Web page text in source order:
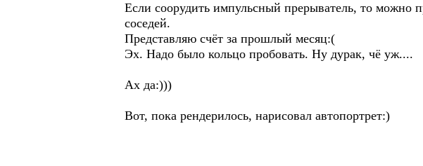
Если соорудить импульсный прерыватель, то можно
соседей.
Представляю счёт за прошлый месяц:(
Эх. Надо было кольцо пробовать. Ну дурак, чё уж....
Ах да:)))
Вот, пока рендерилось, нарисовал автопортрет:)